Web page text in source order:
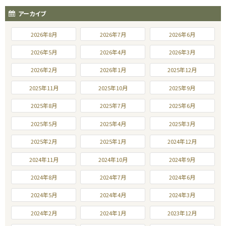
アーカイブ
2026年8月 2026年7月 2026年6月
2026年5月 2026年4月 2026年3月
2026年2月 2026年1月 2025年12月
2025年11月 2025年10月 2025年9月
2025年8月 2025年7月 2025年6月
2025年5月 2025年4月 2025年3月
2025年2月 2025年1月 2024年12月
2024年11月 2024年10月 2024年9月
2024年8月 2024年7月 2024年6月
2024年5月 2024年4月 2024年3月
2024年2月 2024年1月 2023年12月